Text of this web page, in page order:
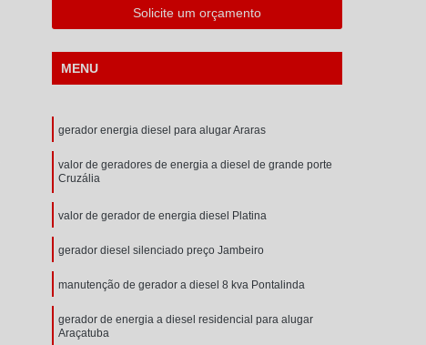
Solicite um orçamento
MENU
gerador energia diesel para alugar Araras
valor de geradores de energia a diesel de grande porte
Cruzália
valor de gerador de energia diesel Platina
gerador diesel silenciado preço Jambeiro
manutenção de gerador a diesel 8 kva Pontalinda
gerador de energia a diesel residencial para alugar
Araçatuba